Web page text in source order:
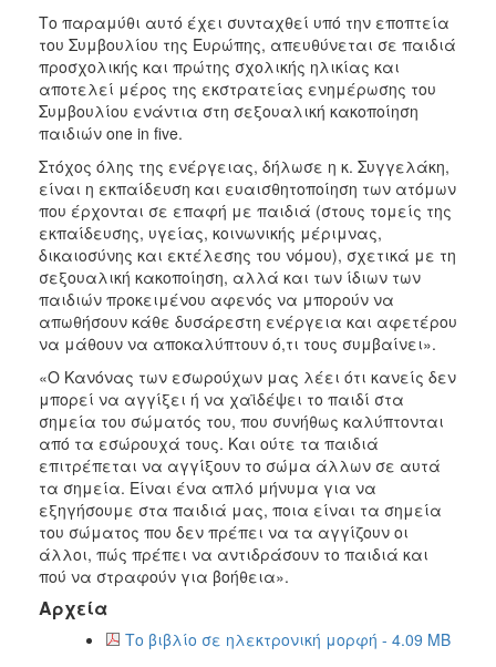
Ξενώνας
Φιλοξενίας
Γυναικών
Κέντρο
Κοινότητας
Κοινωνικό
Φαρμακείο
Κοινωνικό
Παντοπωλείο
Ισότητα
των
Φύλων
Υγεία
Αυτόματοι
Απινιδωτές
ΤΟΠΟΣ
ΔΗΜΟΣ
ΠΟΛΙΤΙΣΜΟΣ
Το παραμύθι αυτό έχει συνταχθεί υπό την εποπτεία
του Συμβουλίου της Ευρώπης, απευθύνεται σε παιδιά
προσχολικής και πρώτης σχολικής ηλικίας και
αποτελεί μέρος της εκστρατείας ενημέρωσης του
Συμβουλίου ενάντια στη σεξουαλική κακοποίηση
παιδιών one in five.
Στόχος όλης της ενέργειας, δήλωσε η κ. Συγγελάκη,
είναι η εκπαίδευση και ευαισθητοποίηση των ατόμων
που έρχονται σε επαφή με παιδιά (στους τομείς της
εκπαίδευσης, υγείας, κοινωνικής μέριμνας,
δικαιοσύνης και εκτέλεσης του νόμου), σχετικά με τη
σεξουαλική κακοποίηση, αλλά και των ίδιων των
παιδιών προκειμένου αφενός να μπορούν να
απωθήσουν κάθε δυσάρεστη ενέργεια και αφετέρου
να μάθουν να αποκαλύπτουν ό,τι τους συμβαίνει».
«Ο Κανόνας των εσωρούχων μας λέει ότι κανείς δεν
μπορεί να αγγίξει ή να χαϊδέψει το παιδί στα
σημεία του σώματός του, που συνήθως καλύπτονται
από τα εσώρουχά τους. Και ούτε τα παιδιά
επιτρέπεται να αγγίξουν το σώμα άλλων σε αυτά
τα σημεία. Είναι ένα απλό μήνυμα για να
εξηγήσουμε στα παιδιά μας, ποια είναι τα σημεία
του σώματος που δεν πρέπει να τα αγγίζουν οι
άλλοι, πώς πρέπει να αντιδράσουν το παιδιά και
πού να στραφούν για βοήθεια».
Αρχεία
Το βιβλίο σε ηλεκτρονική μορφή - 4.09 MB